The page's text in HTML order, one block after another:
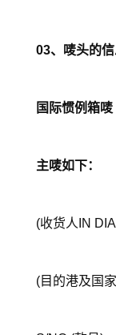
03、唛头的
国际惯例箱唛
主唛如下：
(收货人IN
(目的港及国